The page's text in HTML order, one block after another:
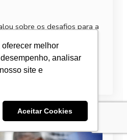
melhor
analisar
site e
Aceitar Cookies
sobre os desafios para a
no Brasil.